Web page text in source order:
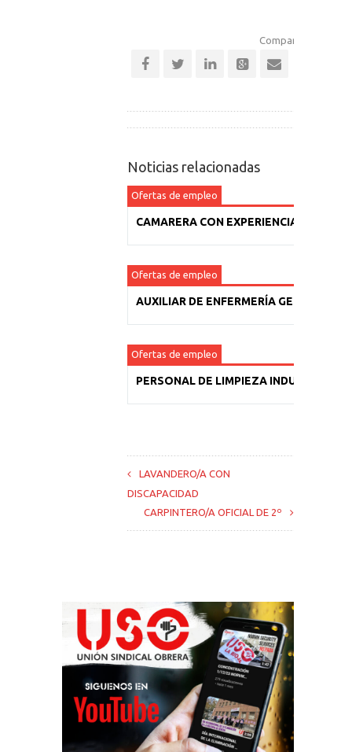
Comparte esta
Noticias relacionadas
Ofertas de empleo
CAMARERA CON EXPERIENCIA
Ofertas de empleo
AUXILIAR DE ENFERMERÍA GERIÁTRICA
Ofertas de empleo
PERSONAL DE LIMPIEZA INDUSTRIAL
LAVANDERO/A CON
DISCAPACIDAD
CARPINTERO/A OFICIAL DE 2º